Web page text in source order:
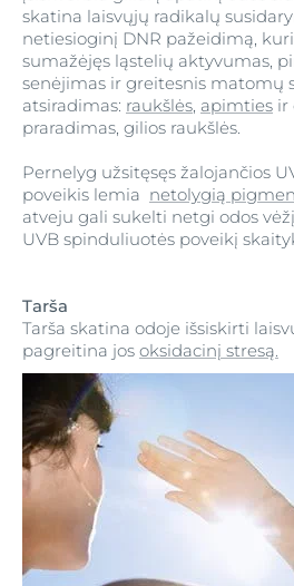
skatina laisvųjų radikalų
netiesioginį DNR pažeidimą,
sumažėjęs ląstelių aktyvumas,
senėjimas ir greitesnis matomų
atsiradimas: raukšlės, apimties ir
praradimas, gilios raukšlės.
Pernelyg užsitęsęs žalojančios
poveikis lemia netolygią
atveju gali sukelti netgi odos
UVB spinduliuotės poveikį
Tarša
Tarša skatina odoje išsiskirti
pagreitina jos oksidacinį stresą.